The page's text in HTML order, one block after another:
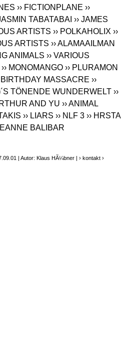
›› FICTIONPLANE ››
TABATABAI ›› JAMES
ARTISTS ›› POLKAHOLIX ››
ARTISTS ›› ALAMAAILMAN
ANIMALS ›› VARIOUS
›› MONOMANGO ›› PLURAMON
BIRTHDAY MASSACRE ››
TÖNENDE WUNDERWELT ››
AND YU ›› ANIMAL
›› LIARS ›› NLF 3 ›› HRSTA
BALIBAR
| Autor: Klaus HÃ¼bner |› kontakt ›